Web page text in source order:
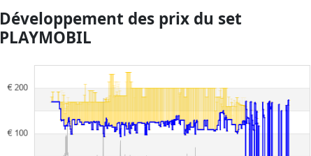
sur les jardins du palais. Ce palais de princesse est un véritable
rêve !
Le coffret comprend deux personnages PLAYMOBIL, la princesse
Betty et sa mère, un grand palais de princesse composé de sept
pièces, une salle du trône avec un lustre, un trône, une table, des
verres, des chaises et un vase ainsi qu'un divan. Les pièces des
étages supérieurs sont accessibles par des escaliers ouverts sur
Développement des prix du set
PLAYMOBIL